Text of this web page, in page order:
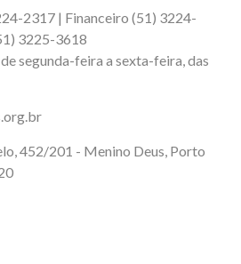
2317 | Financeiro (51) 3224-
3225-3618
segunda-feira a sexta-feira, das
452/201 - Menino Deus, Porto